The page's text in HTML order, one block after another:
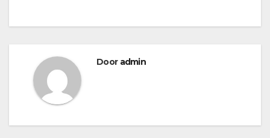
Door admin